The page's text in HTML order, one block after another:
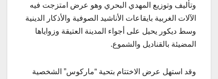
وتأليف وتوزيع المهدي البحري وهو عرض امتزجت فيه
الآلات الغربية بايقاعات الأناشيد الصوفية والأذكار الدينية
وسط ديكور يحيل على أجواء المدينة العتيقة وزواياها
المضيئة بالقناديل والشموع.
وقد استهل عرض الاختتام بتحية “ماركوس” الشخصية